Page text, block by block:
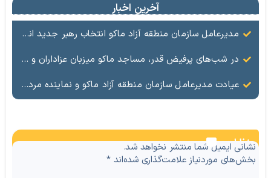
آخرین اخبار
مدیرعامل سازمان منطقه آزاد ماکو انتخاب رهبر جدید انقلاب را تبریک گفت
در شب‌های پرفیض قدر، مساجد ماکو میزبان عزاداران و ارادتمندان به اهل بیت (ع) هستند.
عیادت مدیرعامل سازمان منطقه آزاد ماکو و نماینده مردم ماکو، شوط و پلدشت از مجروحان حملات اخیر
نظرات
نشانی ایمیل شما منتشر نخواهد شد.
بخش‌های موردنیاز علامت‌گذاری شده‌اند*